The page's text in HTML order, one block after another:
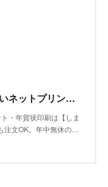
しまうまプリント｜高品質で安いネットプリント専門店
・年賀状印刷は【しま
注文OK。年中無休の…